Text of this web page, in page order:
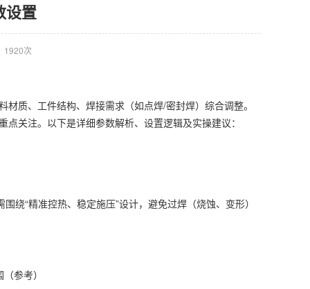
设置
1920次
质、工件结构、焊接需求（如点焊/密封焊）综合调整。
关注。以下是详细参数解析、设置逻辑及实操建议：
“精准控热、稳定施压”设计，避免过焊（烧蚀、变形）
（参考）